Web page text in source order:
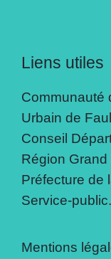
Liens utiles
Communauté
Urbain de
Conseil
Région Grand
Préfecture de
Service-
Mentions